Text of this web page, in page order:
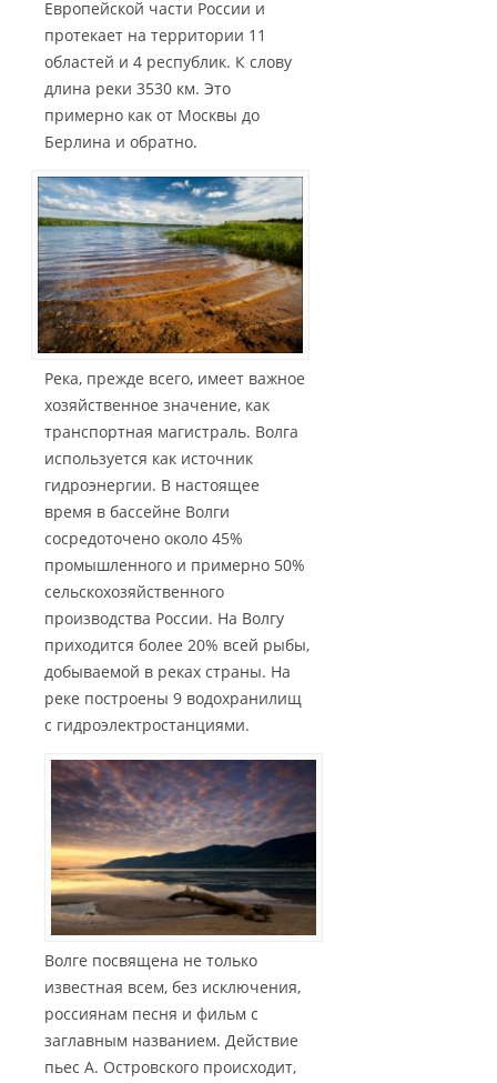
Европейской части России и
протекает на территории 11
областей и 4 республик. К слову
длина реки 3530 км. Это
примерно как от Москвы до
Берлина и обратно.
Река, прежде всего, имеет важное
хозяйственное значение, как
транспортная магистраль. Волга
используется как источник
гидроэнергии. В настоящее
время в бассейне Волги
сосредоточено около 45%
промышленного и примерно 50%
сельскохозяйственного
производства России. На Волгу
приходится более 20% всей рыбы,
добываемой в реках страны. На
реке построены 9 водохранилищ
с гидроэлектростанциями.
Волге посвящена не только
известная всем, без исключения,
россиянам песня и фильм с
заглавным названием. Действие
пьес А. Островского происходит,